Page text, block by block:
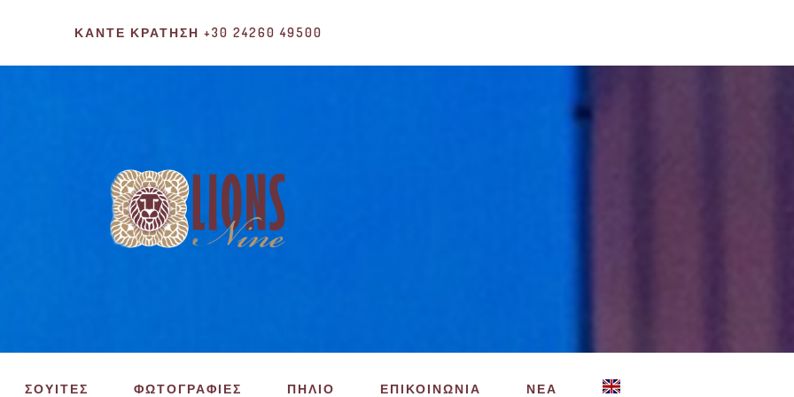
ΚΆΝΤΕ ΚΡΆΤΗΣΗ +30 24260 49500
ΣΟΥΙΤΕΣ ΦΩΤΟΓΡΑΦΙΕΣ ΠΗΛΙΟ ΕΠΙΚΟΙΝΩΝΙΑ ΝΕΑ